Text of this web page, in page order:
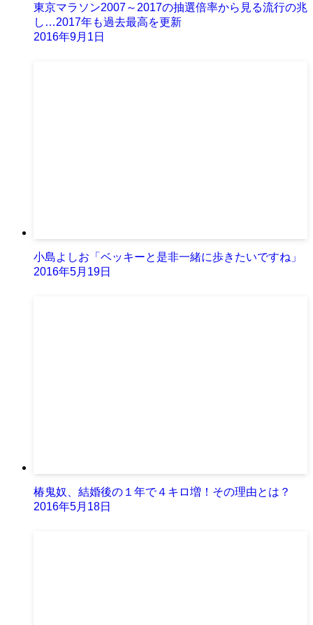
東京マラソン2007～2017の抽選倍率から見る流行の兆
し…2017年も過去最高を更新
2016年9月1日
小島よしお「ベッキーと是非一緒に歩きたいですね」
2016年5月19日
椿鬼奴、結婚後の１年で４キロ増！その理由とは？
2016年5月18日